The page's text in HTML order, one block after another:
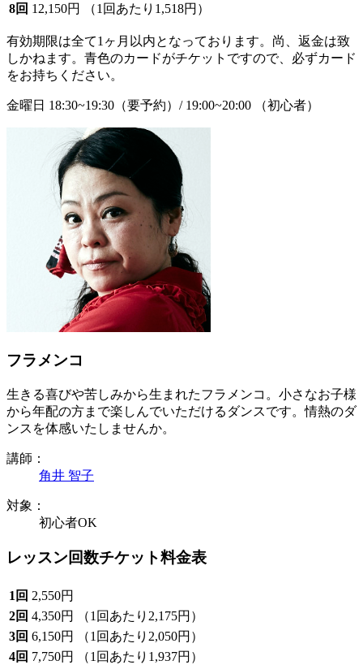
8回 12,150円 （1回あたり1,518円）
有効期限は全て1ヶ月以内となっております。尚、返金は致
しかねます。青色のカードがチケットですので、必ずカード
をお持ちください。
金曜日 18:30~19:30（要予約）/ 19:00~20:00 （初心者）
フラメンコ
生きる喜びや苦しみから生まれたフラメンコ。小さなお子様
から年配の方まで楽しんでいただけるダンスです。情熱のダ
ンスを体感いたしませんか。
講師：
角井 智子
対象：
初心者OK
レッスン回数チケット料金表
1回 2,550円
2回 4,350円
（1回あたり2,175円）
3回 6,150円
（1回あたり2,050円）
4回 7,750円
（1回あたり1,937円）